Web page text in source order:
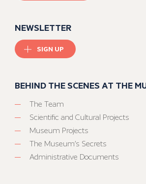
NEWSLETTER
SIGN UP
BEHIND THE SCENES AT THE
The Team
Scientific and Cultural Projects
Museum Projects
The Museum’s Secrets
Administrative Documents